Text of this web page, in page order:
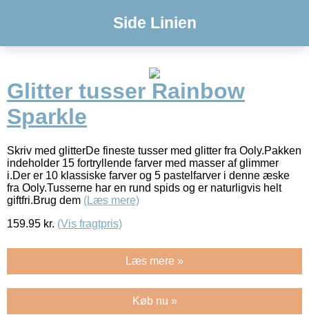
Side Linien
Glitter tusser Rainbow
Sparkle
Skriv med glitterDe fineste tusser med glitter fra Ooly.Pakken
indeholder 15 fortryllende farver med masser af glimmer
i.Der er 10 klassiske farver og 5 pastelfarver i denne æske
fra Ooly.Tusserne har en rund spids og er naturligvis helt
giftfri.Brug dem (Læs mere)
159.95 kr. (Vis fragtpris)
Læs mere »
Køb nu »